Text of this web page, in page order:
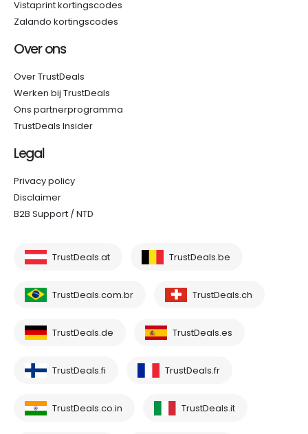
Vistaprint kortingscodes
Zalando kortingscodes
Over ons
Over TrustDeals
Werken bij TrustDeals
Ons partnerprogramma
TrustDeals Insider
Legal
Privacy policy
Disclaimer
B2B Support / NTD
TrustDeals.at TrustDeals.be
TrustDeals.com.br TrustDeals.ch
TrustDeals.de TrustDeals.es
TrustDeals.fi TrustDeals.fr
TrustDeals.co.in TrustDeals.it